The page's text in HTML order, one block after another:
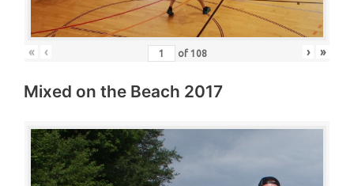
« ‹ of 108 › »
Mixed on the Beach 2017